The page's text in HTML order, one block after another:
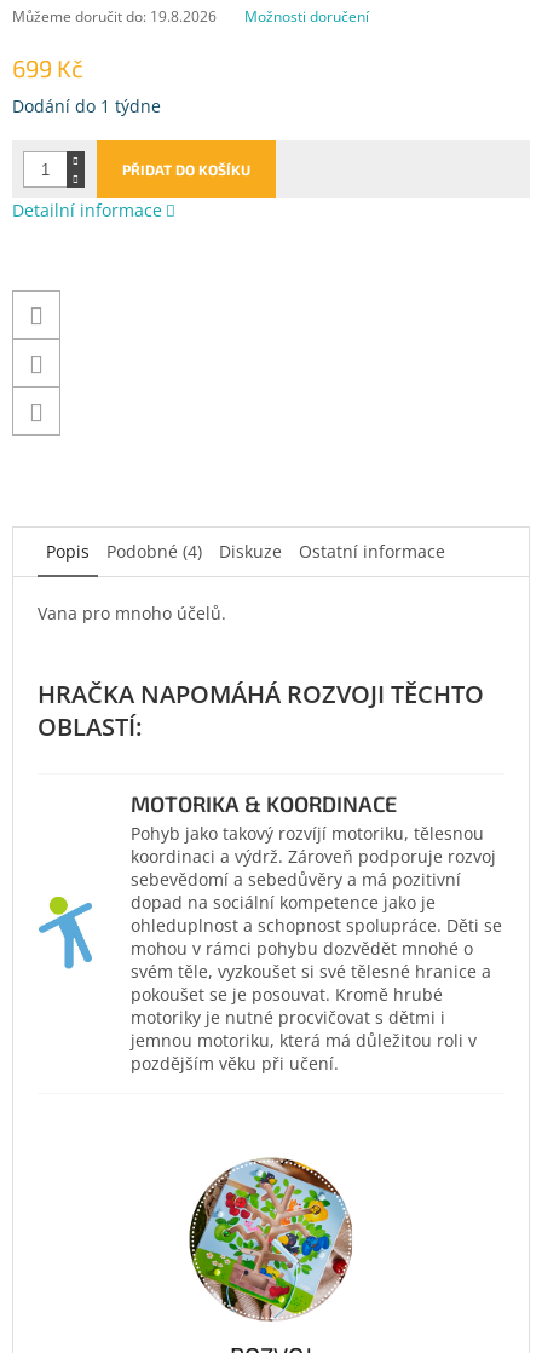
699 Kč
Měrná
Dodání do 1 týdne
Můžeme doručit do: 19.8.2026 Možnosti doručení
PŘIDAT DO KOŠÍKU
Detailní informace
Popis Podobné (4) Diskuze Ostatní informace
Vana pro mnoho účelů.
MOTORIKA & KOORDINACE
Pohyb jako takový rozvíjí motoriku, tělesnou
koordinaci a výdrž. Zároveň podporuje rozvoj
sebevědomí a sebedůvěry a má pozitivní
dopad na sociální kompetence jako je
ohleduplnost a schopnost spolupráce. Děti se
mohou v rámci pohybu dozvědět mnohé o
svém těle, vyzkoušet si své tělesné hranice a
pokoušet se je posouvat. Kromě hrubé
motoriky je nutné procvičovat s dětmi i
jemnou motoriku, která má důležitou roli v
pozdějším věku při učení.